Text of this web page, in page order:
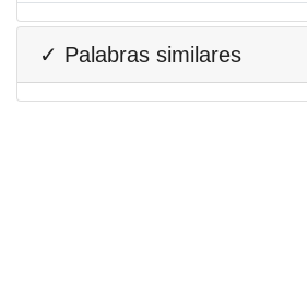
✓ Palabras similares